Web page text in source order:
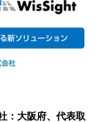
：大阪府、代表取